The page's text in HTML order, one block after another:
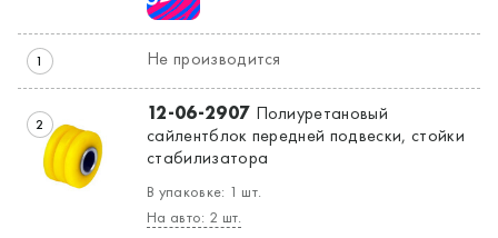
1 Не производится
2 12-06-2907 Полиуретановый
сайлентблок передней подвески, стойки
стабилизатора
В упаковке: 1 шт.
На авто: 2 шт.